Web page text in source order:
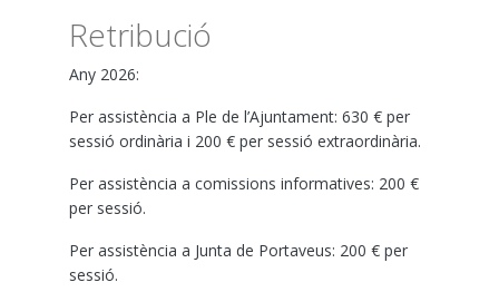
Retribució
Any 2026:
Per assistència a Ple de l’Ajuntament: 630 € per
sessió ordinària i 200 € per sessió extraordinària.
Per assistència a comissions informatives: 200 €
per sessió.
Per assistència a Junta de Portaveus: 200 € per
sessió.